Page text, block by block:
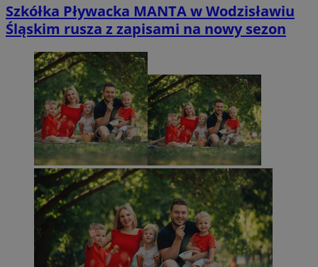
Szkółka Pływacka MANTA w Wodzisławiu
Śląskim rusza z zapisami na nowy sezon